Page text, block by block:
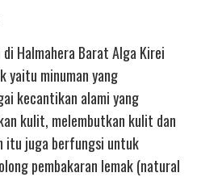
Halmahera Barat Alga Kirei
yaitu minuman yang
kecantikan alami yang
kulit, melembutkan kulit dan
itu juga berfungsi untuk
pembakaran lemak (natural